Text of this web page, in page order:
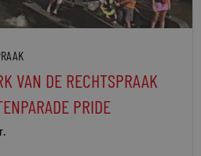
VAN DE RECHTSPRAAK
PRIDE